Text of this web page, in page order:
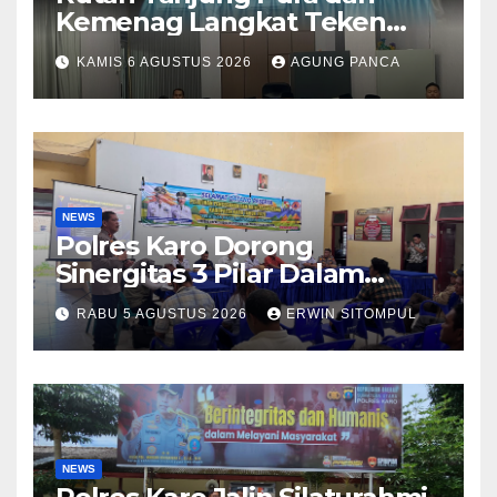
Kemenag Langkat Teken
PKS Pembinaan Kerohanian
Warga Binaan
KAMIS 6 AGUSTUS 2026 AGUNG PANCA
NEWS
Polres Karo Dorong
Sinergitas 3 Pilar Dalam
Pelatihan Pencengahan dan
Mitigasi Bencana Tahun 2026
RABU 5 AGUSTUS 2026 ERWIN SITOMPUL
NEWS